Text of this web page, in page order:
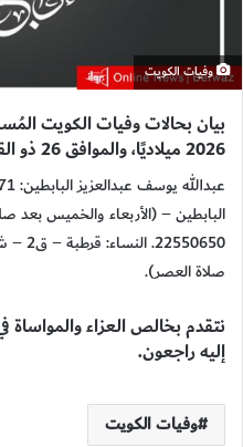
وفيات الكويت
2026 ميلاديًا، والموافق 26 ذو القعدة 1447 هجريًا.
صلاة العصر).
نتقدم بخالص العزاء والمواساة
إليه راجعون.
وفيات الكويت